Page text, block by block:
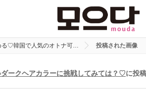
る♡韓国で人気のオトナ可… 投稿された画像
ークヘアカラーに挑戦してみては？♡に投